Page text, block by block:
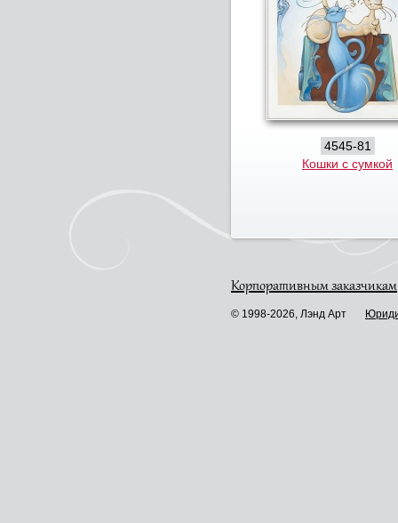
4545-81
Кошки с сумкой
Корпоративным заказчикам
© 1998-2026, Лэнд Арт